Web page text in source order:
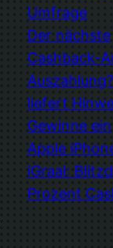
Umfrage
Der nächste
Cashback-
liefert
Gewinne ein
Apple
iGraal:
Prozent